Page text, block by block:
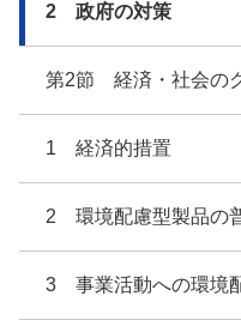
2 政府の対策
第2節 経済・社会の
1 経済的措置
2 環境配慮型製品の
3 事業活動への環境